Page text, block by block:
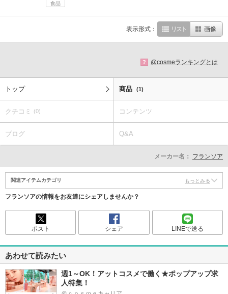
食品
表示形式： リスト 画像
? @cosmeランキングとは
トップ 商品 (1)
クチコミ (0) コンテンツ
ブログ Q&A
メーカー名： フランソア
関連アイテムカテゴリ もっとみる
フランソアの情報をお友達にシェアしませんか？
ポスト シェア LINEで送る
あわせて読みたい
週1～OK！アットコスメで働く★ポップアップ求
人特集！